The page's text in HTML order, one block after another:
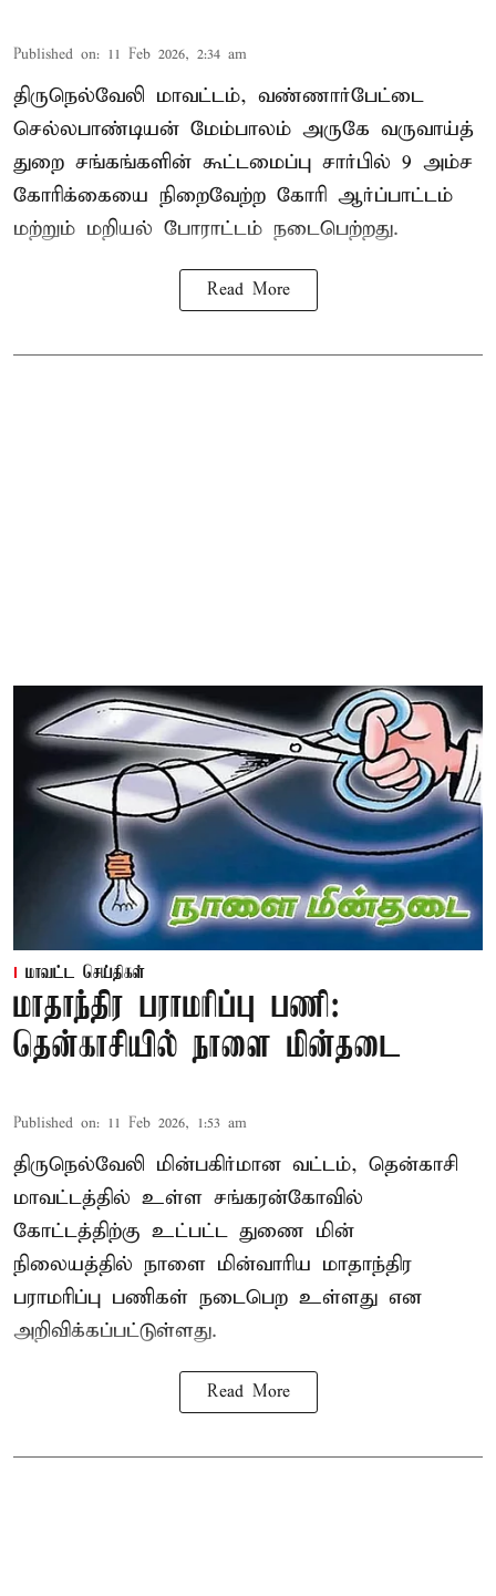
Published on: 11 Feb 2026, 2:34 am
திருநெல்வேலி மாவட்டம், வண்ணார்பேட்டை
செல்லபாண்டியன் மேம்பாலம் அருகே வருவாய்த்
துறை சங்கங்களின் கூட்டமைப்பு சார்பில் 9 அம்ச
கோரிக்கையை நிறைவேற்ற கோரி ஆர்ப்பாட்டம்
மற்றும் மறியல் போராட்டம் நடைபெற்றது.
Read More
மாவட்ட செய்திகள்
மாதாந்திர பராமரிப்பு பணி:
தென்காசியில் நாளை மின்தடை
Published on: 11 Feb 2026, 1:53 am
திருநெல்வேலி மின்பகிர்மான வட்டம், தென்காசி
மாவட்டத்தில் உள்ள சங்கரன்கோவில்
கோட்டத்திற்கு உட்பட்ட துணை மின்
நிலையத்தில் நாளை மின்வாரிய மாதாந்திர
பராமரிப்பு பணிகள் நடைபெற உள்ளது என
அறிவிக்கப்பட்டுள்ளது.
Read More